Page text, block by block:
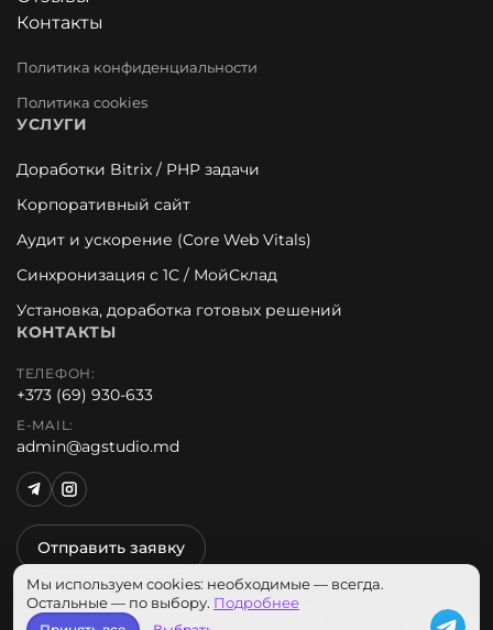
Контакты
Политика конфиденциальности
Политика cookies
УСЛУГИ
Доработки Bitrix / PHP задачи
Корпоративный сайт
Аудит и ускорение (Core Web Vitals)
Синхронизация с 1С / МойСклад
Установка, доработка готовых решений
КОНТАКТЫ
ТЕЛЕФОН:
+373 (69) 930-633
E-MAIL:
admin@agstudio.md
Отправить заявку
© 2026 AG Studio. Все права защищены.
Мы используем cookies: необходимые — всегда.
Остальные — по выбору. Подробнее